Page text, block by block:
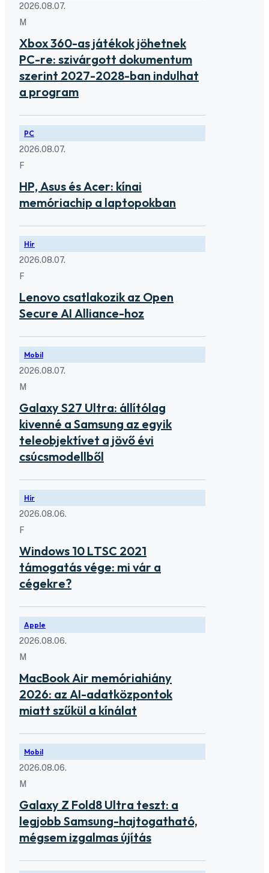
2026.08.07.
M
Xbox 360-as játékok jöhetnek
PC-re: szivárgott dokumentum
szerint 2027-2028-ban indulhat
a program
PC
2026.08.07.
F
HP, Asus és Acer: kínai
memóriachip a laptopokban
Hír
2026.08.07.
F
Lenovo csatlakozik az Open
Secure AI Alliance-hoz
Mobil
2026.08.07.
M
Galaxy S27 Ultra: állítólag
kivenné a Samsung az egyik
teleobjektívet a jövő évi
csúcsmodellből
Hír
2026.08.06.
F
Windows 10 LTSC 2021
támogatás vége: mi vár a
cégekre?
Apple
2026.08.06.
M
MacBook Air memóriahiány
2026: az AI-adatközpontok
miatt szűkül a kínálat
Mobil
2026.08.06.
M
Galaxy Z Fold8 Ultra teszt: a
legjobb Samsung-hajtogatható,
mégsem izgalmas újítás